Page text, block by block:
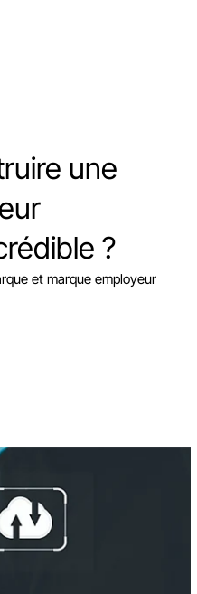
une
?
et marque employeur